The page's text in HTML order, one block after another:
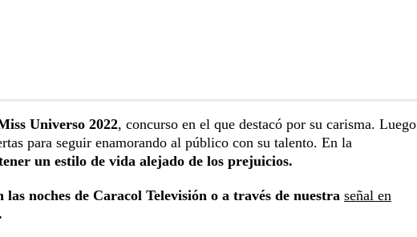
Universo 2022, concurso en el que destacó por su carisma. Luego
para seguir enamorando al público con su talento. En la
un estilo de vida alejado de los prejuicios.
las noches de Caracol Televisión o a través de nuestra señal en